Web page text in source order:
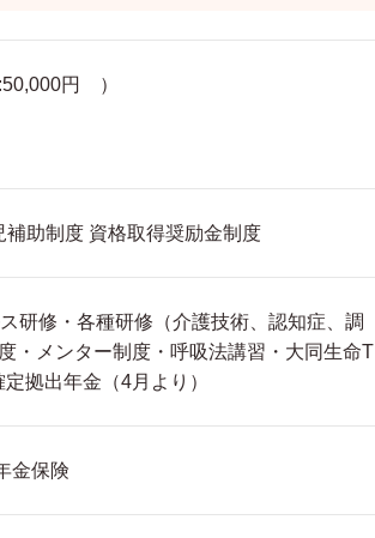
円 ）
助制度 資格取得奨励金制度
研修・各種研修（介護技術、認知症、調
・メンター制度・呼吸法講習・大同生命T
拠出年金（4月より）
金保険